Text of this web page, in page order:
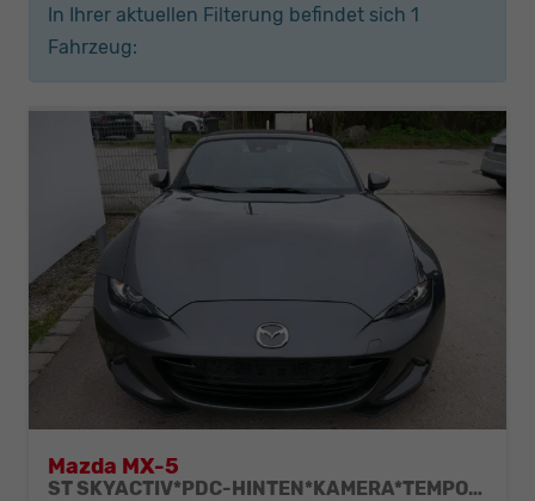
In Ihrer aktuellen Filterung befindet sich 1
Fahrzeug:
Mazda MX-5
ST SKYACTIV*PDC-HINTEN*KAMERA*TEMPOMAT*SHZ*KESSY*NAVIGATIONSSYSTEM*BLUETOOTH*